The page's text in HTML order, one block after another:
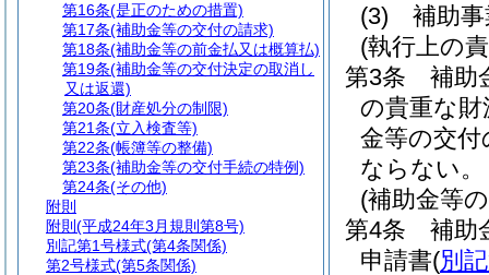
(3)
補助
(執行上の
第3条
補助
の貴重な
金等の交
ならない。
(補助金等
第4条
補助
申請書(別
第16条(是正のための措置)
第17条(補助金等の交付の請求)
第18条(補助金等の前金払又は概算払)
第19条(補助金等の交付決定の取消し
又は返還)
第20条(財産処分の制限)
第21条(立入検査等)
第22条(帳簿等の整備)
第23条(補助金等の交付手続の特例)
第24条(その他)
附則
附則 (平成24年3月規則第8号)
別記第1号様式(第4条関係)
第2号様式(第5条関係)